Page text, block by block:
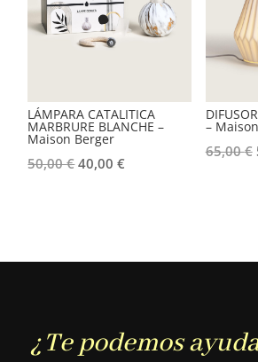
LÁMPARA CATALITICA
MARBRURE BLANCHE –
Maison Berger
50,00€El
40,00€
–
65,00€
¿Te podemos